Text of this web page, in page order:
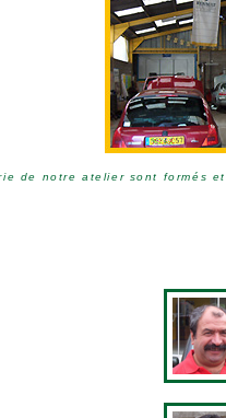
de notre atelier sont formés